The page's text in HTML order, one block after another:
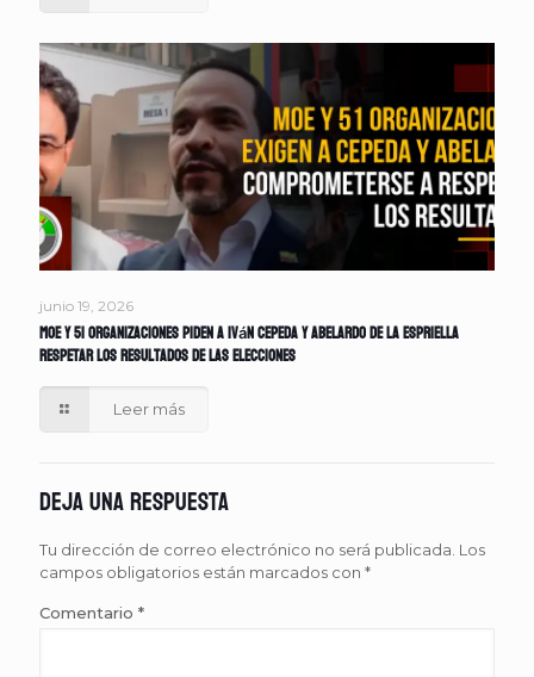
junio 19, 2026
MOE y 51 organizaciones piden a Iván Cepeda y Abelardo de la Espriella
respetar los resultados de las elecciones
Leer más
Deja una respuesta
Tu dirección de correo electrónico no será publicada. Los
campos obligatorios están marcados con *
Comentario *